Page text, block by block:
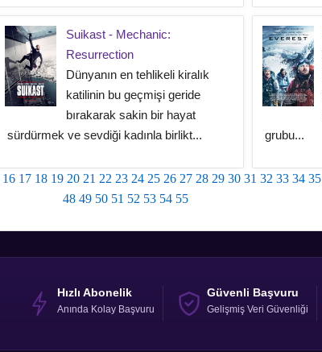
Suikast - Mechanic:
Resurrection
Dünyanın en tehlikeli kiralık
katilinin bu geçmişi geride
bırakarak sakin bir hayat
sürdürmek ve sevdiği kadınla birlikt...
grubu...
16 17 18 19 20 21 22 23 24 25 26 27 28 29 30 31 32 33 34 35
48 49 50 51 52 53 54 55
Hızlı Abonelik
Anında Kolay Başvuru
Güvenli Başvuru
Gelişmiş Veri Güvenliği